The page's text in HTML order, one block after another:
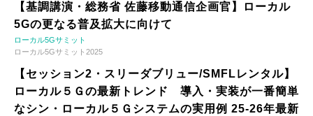
【基調講演・総務省 佐藤移動通信企画官】ローカル
5Gの更なる普及拡大に向けて
ローカル5Gサミット
ローカル5Gサミット2025
【セッション2・スリーダブリュー/SMFLレンタル】
ローカル５Ｇの最新トレンド 導入・実装が一番簡単
なシン・ローカル５Ｇシステムの実用例 25-26年最新